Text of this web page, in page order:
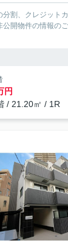
分割、クレジット
開物件の情報の
円
/ 21.20㎡ / 1R